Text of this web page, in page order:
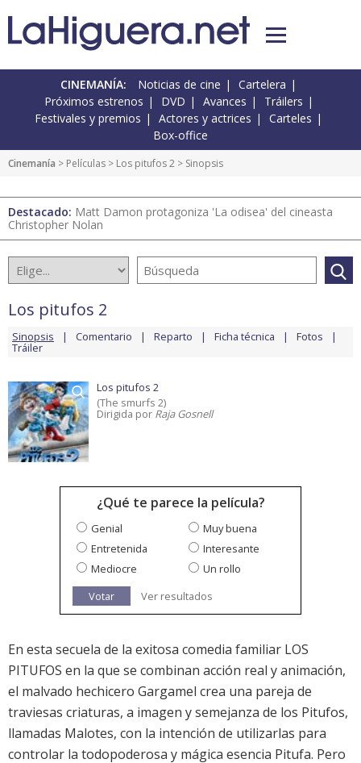
CINEMANÍA: Noticias de cine
Cartelera
Próximos estrenos
DVD Avances
Tráilers
Festivales y premios
Actores y actrices
Carteles
Box-office
Cinemanía > Películas > Los pitufos 2 > Sinopsis
Destacado: Matt Damon protagoniza 'La odisea' del cineasta
Christopher Nolan
Los pitufos 2
Sinopsis Comentario Reparto Ficha técnica Fotos
Tráiler
Los pitufos 2
(The smurfs 2)
Dirigida por Raja Gosnell
¿Qué te parece la película?
Genial
Muy buena
Entretenida
Interesante
Mediocre
Un rollo
Votar
Ver resultados
En esta secuela de la exitosa comedia familiar LOS
PITUFOS en la que se combinan acción real y animación,
el malvado hechicero Gargamel crea una pareja de
traviesas criaturas, a imagen y semejanza de los Pitufos,
llamadas Malotes, con la intención de utilizarlas para
controlar la todopoderosa y mágica esencia Pitufa. Pero